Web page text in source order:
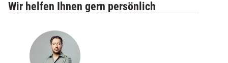
Wir helfen Ihnen gern persönlich